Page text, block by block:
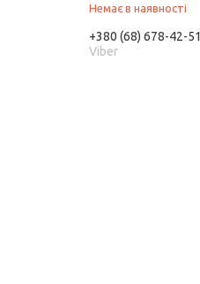
Немає в наявності
+380 (68) 678-42-51
Viber